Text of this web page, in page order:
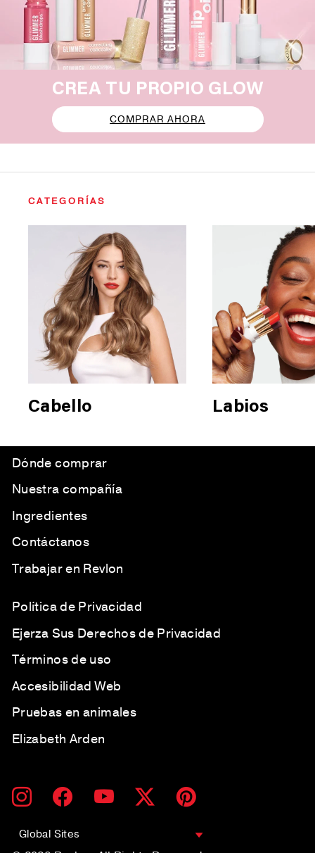
CREA TU PROPIO GLOW
COMPRAR AHORA
CATEGORÍAS
Cabello Labios
Dónde comprar
Nuestra compañía
Ingredientes
Contáctanos
Trabajar en Revlon
Política de Privacidad
Ejerza Sus Derechos de Privacidad
Términos de uso
Accesibilidad Web
Pruebas en animales
Elizabeth Arden
SUSCRÍBETE
A
DE
SUSCRIBIR
InstagramFacebookYouTube TwitterPinterest
Global Sites